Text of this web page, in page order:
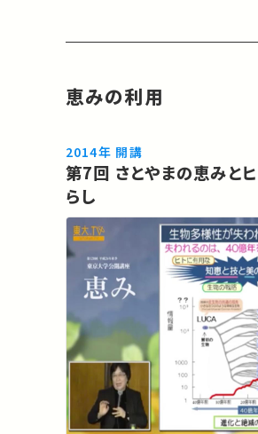
恵みの利用
2014年 開講
第7回 さとやまの恵みとヒトの持続可能なく
らし